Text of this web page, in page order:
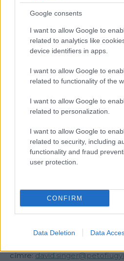
Google consents
I want to allow Google to
related to analytics like
device identifiers in apps.
I want to allow Google to
related to functionality of the
I want to allow Google to
related to personalization.
I want to allow Google to
related to security, including
functionality and fraud
user protection.
CONFIRM
Data Deletion Data
időpontokat, azok lejárta
esetben módosítsa, amelyről
jelentet meg.
5. A jelentkezés
életrajz és motivációs levél
hangszeres tudás,
legalább középfokú,
érdeklődés az amerikai
diplomáciai érzék, jó
előny
A Felhívásra történő
címre: